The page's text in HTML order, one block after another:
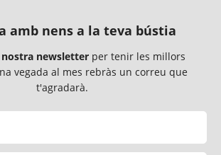
amb nens a la teva bústia
nostra newsletter per tenir les millors
vegada al mes rebràs un correu que
t'agradarà.